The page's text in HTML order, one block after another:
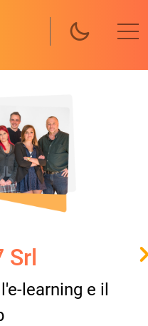
Srl
learning e il